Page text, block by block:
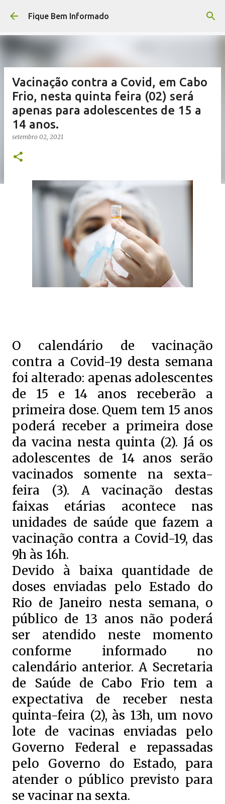
Pular para o conteúdo principal
Fique Bem Informado
Vacinação contra a Covid, em Cabo
Frio, nesta quinta feira (02) será
apenas para adolescentes de 15 a
14 anos.
setembro 02, 2021
O calendário de vacinação
contra a Covid-19 desta semana
foi alterado: apenas adolescentes
de 15 e 14 anos receberão a
primeira dose. Quem tem 15 anos
poderá receber a primeira dose
da vacina nesta quinta (2). Já os
adolescentes de 14 anos serão
vacinados somente na sexta-
feira (3). A vacinação destas
faixas etárias acontece nas
unidades de saúde que fazem a
vacinação contra a Covid-19, das
9h às 16h.
Devido à baixa quantidade de
doses enviadas pelo Estado do
Rio de Janeiro nesta semana, o
público de 13 anos não poderá
ser atendido neste momento
conforme informado no
calendário anterior. A Secretaria
de Saúde de Cabo Frio tem a
expectativa de receber nesta
quinta-feira (2), às 13h, um novo
lote de vacinas enviadas pelo
Governo Federal e repassadas
pelo Governo do Estado, para
atender o público previsto para
se vacinar na sexta.